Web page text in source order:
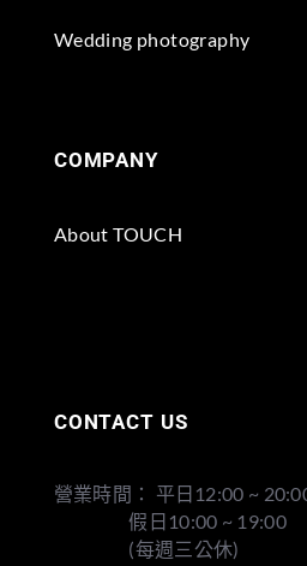
Wedding photography
COMPANY
About TOUCH
CONTACT US
營業時間： 平日12:00 ~
假日10:00 ~ 19:00
(每週三公休)